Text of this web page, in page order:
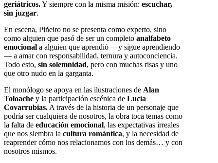
geriátricos.Y siempre con la misma misión: escuchar,
sin juzgar.
En escena, Piñeiro no se presenta como experto, sino
como alguien que pasó de ser un completo analfabeto
emocional a alguien que aprendió —y sigue aprendiendo
— a amar con responsabilidad, ternura y autoconciencia.
Todo esto, sin solemnidad, pero con muchas risas y uno
que otro nudo en la garganta.
El monólogo se apoya en las ilustraciones de Alan
Toloache y la participación escénica de Lucía
Covarrubias. A través de la historia de un personaje que
podría ser cualquiera de nosotros, la obra toca temas como
la falta de educación emocional, las expectativas irreales
que nos siembra la cultura romántica, y la necesidad de
reaprender cómo nos relacionamos con los demás… y con
nosotros mismos.